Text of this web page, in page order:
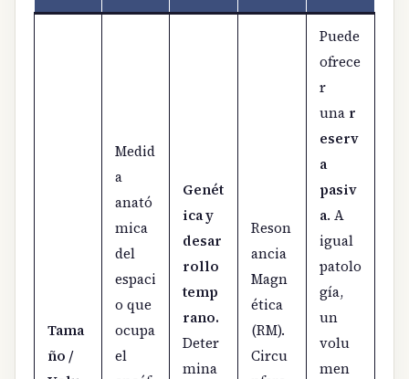
Tama
ño /
Medid
a
anató
mica
del
espaci
o que
ocupa
el
Genét
ica y
desar
rollo
temp
rano.
Deter
mina
Reson
ancia
Magn
ética
(RM).
Circu
Puede
ofrece
r
una r
eserv
a
pasiv
a. A
igual
patolo
gía,
un
volu
men